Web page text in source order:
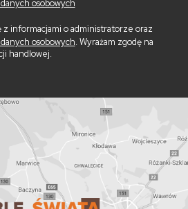
osobowych
z informacjami o administratorze oraz
osobowych. Wyrażam zgodę na
handlowej.